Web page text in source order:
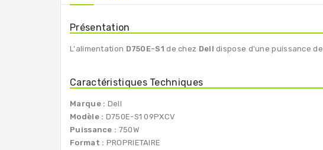
Présentation
L'alimentation D750E-S1 de chez Dell dispose d'une puissance de
Caractéristiques Techniques
Marque : Dell
Modèle : D750E-S1 09PXCV
Puissance : 750W
Format : PROPRIETAIRE